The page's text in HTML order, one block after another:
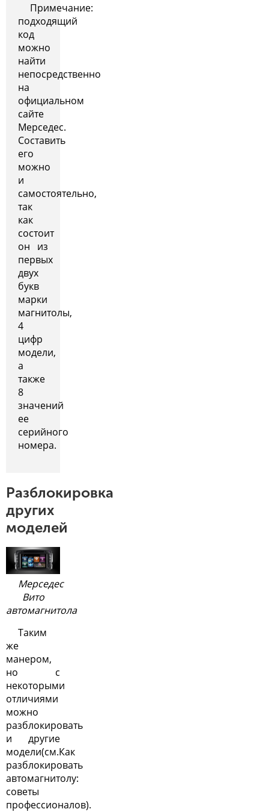
Примечание:
подходящий
код
можно
найти
непосредственно
на
официальном
сайте
Мерседес.
Составить
его
можно
и
самостоятельно,
так
как
состоит
он из
первых
двух
букв
марки
магнитолы,
4
цифр
модели,
а
также
8
значений
ее
серийного
номера.
Разблокировка
других
моделей
Мерседес
Вито
автомагнитола
Таким
же
манером,
но с
некоторыми
отличиями
можно
разблокировать
и другие
модели(см.Как
разблокировать
автомагнитолу:
советы
профессионалов).